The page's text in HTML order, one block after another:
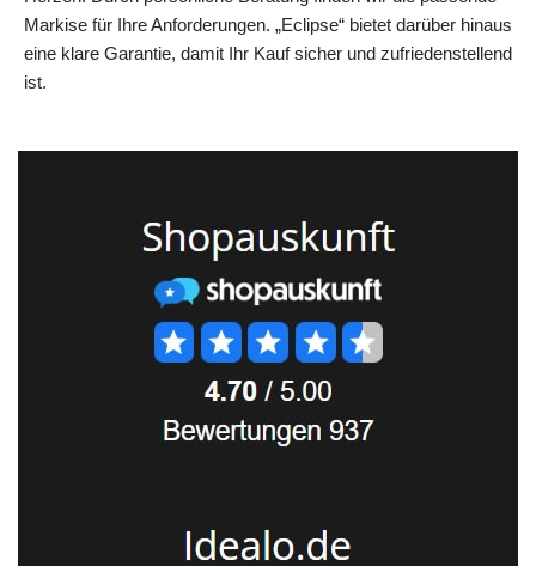
Markise für Ihre Anforderungen. „Eclipse“ bietet darüber hinaus
eine klare Garantie, damit Ihr Kauf sicher und zufriedenstellend
ist.